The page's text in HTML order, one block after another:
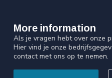
More information
Als je vragen hebt over onze
Hier vind je onze
contact met ons op te nemen.